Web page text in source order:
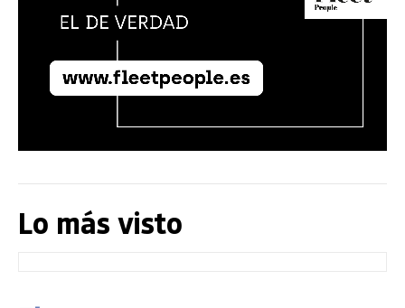
Lo más visto